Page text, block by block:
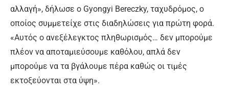
αλλαγή», δήλωσε ο Gyongyi Bereczky, ταχυδρόμος, ο
οποίος συμμετείχε στις διαδηλώσεις για πρώτη φορά.
«Αυτός ο ανεξέλεγκτος πληθωρισμός… δεν μπορούμε
πλέον να αποταμιεύσουμε καθόλου, απλά δεν
μπορούμε να τα βγάλουμε πέρα καθώς οι τιμές
εκτοξεύονται στα ύψη».